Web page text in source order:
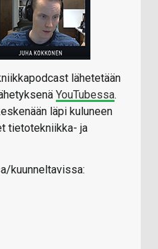
lähetetään
YouTubessa.
läpi kuluneen
tietotekniikka- ja
kuunneltavissa: